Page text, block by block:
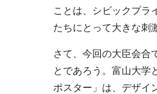
ことは、シビックプラ
たちにとって大きな刺
さて、今回の大臣会合
とであろう。富山大学
ポスター」は、デザイ